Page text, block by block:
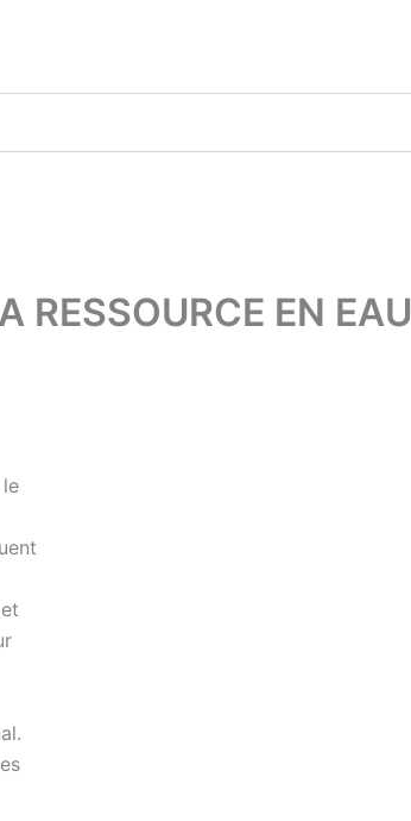
RESSOURCE EN EAU